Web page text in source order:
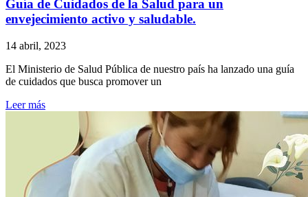
Guía de Cuidados de la Salud para un
envejecimiento activo y saludable.
14 abril, 2023
El Ministerio de Salud Pública de nuestro país ha lanzado una guía
de cuidados que busca promover un
Leer más